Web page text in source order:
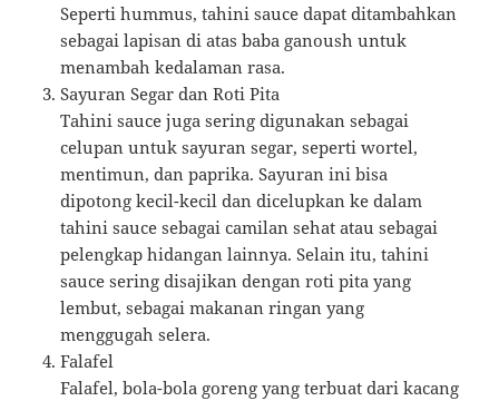
Seperti hummus, tahini sauce dapat ditambahkan
sebagai lapisan di atas baba ganoush untuk
menambah kedalaman rasa.
Sayuran Segar dan Roti Pita
Tahini sauce juga sering digunakan sebagai
celupan untuk sayuran segar, seperti wortel,
mentimun, dan paprika. Sayuran ini bisa
dipotong kecil-kecil dan dicelupkan ke dalam
tahini sauce sebagai camilan sehat atau sebagai
pelengkap hidangan lainnya. Selain itu, tahini
sauce sering disajikan dengan roti pita yang
lembut, sebagai makanan ringan yang
menggugah selera.
Falafel
Falafel, bola-bola goreng yang terbuat dari kacang